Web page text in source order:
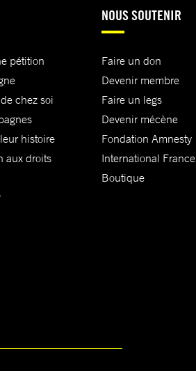
pétition
chez soi
histoire
aux droits
NOUS SOUTENIR
Faire un don
Devenir membre
Faire un legs
Devenir mécène
Fondation Amnesty
International France
Boutique